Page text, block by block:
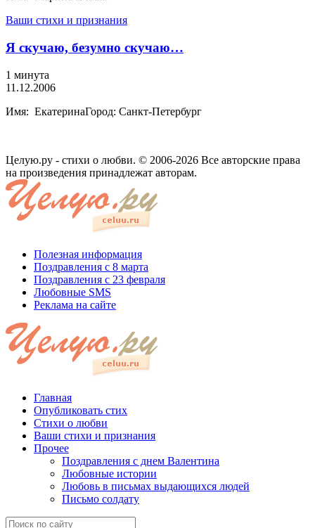
Ваши стихи и признания
Я скучаю, безумно скучаю…
1 минута
11.12.2006
Имя: ЕкатеринаГород: Санкт-Петербург
Целую.ру - стихи о любви. © 2006-2026 Все авторские права
на произведения принадлежат авторам.
Полезная информация
Поздравления с 8 марта
Поздравления с 23 февраля
Любовные SMS
Реклама на сайте
Главная
Опубликовать стих
Стихи о любви
Ваши стихи и признания
Прочее
Поздравления с днем Валентина
Любовные истории
Любовь в письмах выдающихся людей
Письмо солдату